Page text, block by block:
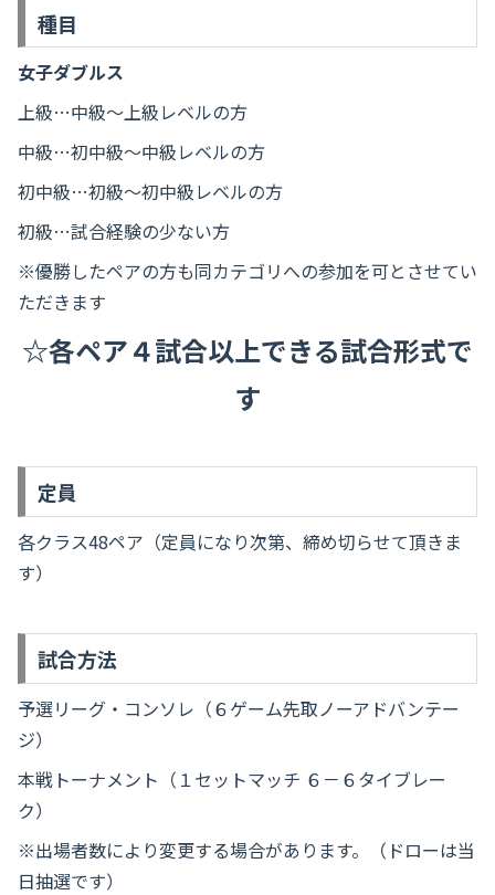
種目
女子ダブルス
上級…中級～上級レベルの方
中級…初中級～中級レベルの方
初中級…初級～初中級レベルの方
初級…試合経験の少ない方
※優勝したペアの方も同カテゴリへの参加を可とさせてい
ただきます
☆各ペア４試合以上できる試合形式で
す
定員
各クラス48ペア（定員になり次第、締め切らせて頂きま
す）
試合方法
予選リーグ・コンソレ（６ゲーム先取ノーアドバンテー
ジ）
本戦トーナメント（１セットマッチ ６－６タイブレー
ク）
※出場者数により変更する場合があります。（ドローは当
日抽選です）